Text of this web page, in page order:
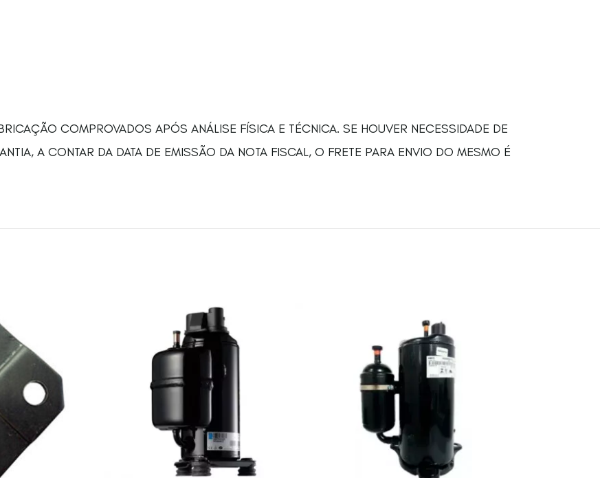
COMPROVADOS APÓS ANÁLISE FÍSICA E TÉCNICA. SE HOUVER NECESSIDADE DE
A CONTAR DA DATA DE EMISSÃO DA NOTA FISCAL, O FRETE PARA ENVIO DO MESMO É